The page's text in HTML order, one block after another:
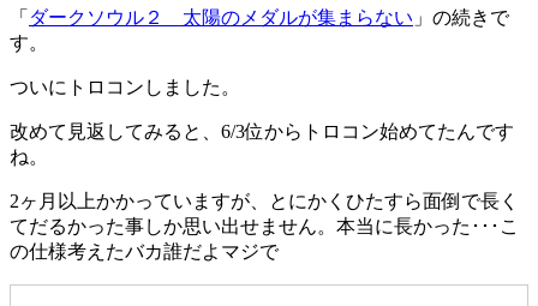
「 ダークソウル２ 太陽のメダルが集まらない 」の続きで
す。
ついにトロコンしました。
改めて見返してみると、6/3位からトロコン始めてたんです
ね。
2ヶ月以上かかっていますが、とにかくひたすら面倒で長く
てだるかった事しか思い出せません。本当に長かった･･･こ
の仕様考えたバカ誰だよマジで